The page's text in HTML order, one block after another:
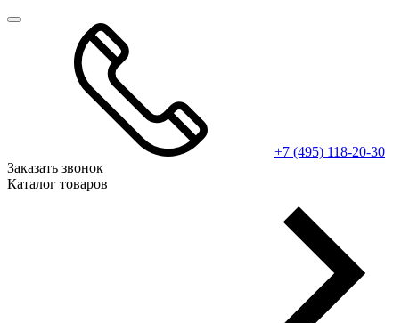
+7 (495) 118-20-30
Заказать звонок
Каталог товаров